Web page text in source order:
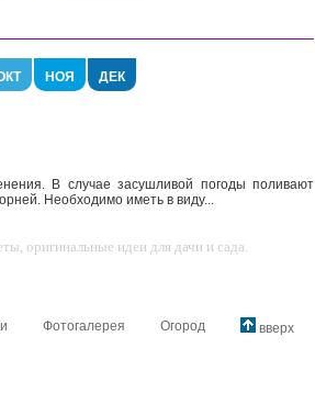
НОЯ ДЕК
В случае засушливой погоды поливают
Необходимо иметь в виду...
оригинальные идеи для дачи и сада.
Фотогалерея Огород вверх